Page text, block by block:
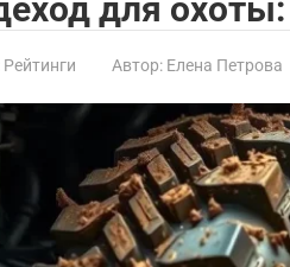
для
Рейтинги Автор: Елена Петрова